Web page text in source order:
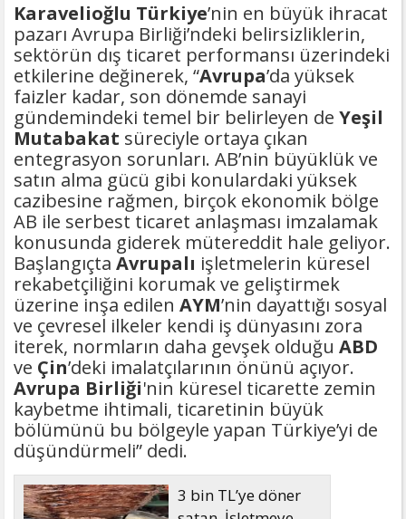
Karavelioğlu Türkiye’nin en büyük ihracat
pazarı Avrupa Birliği’ndeki belirsizliklerin,
sektörün dış ticaret performansı üzerindeki
etkilerine değinerek, “Avrupa’da yüksek
faizler kadar, son dönemde sanayi
gündemindeki temel bir belirleyen de Yeşil
Mutabakat süreciyle ortaya çıkan
entegrasyon sorunları. AB’nin büyüklük ve
satın alma gücü gibi konulardaki yüksek
cazibesine rağmen, birçok ekonomik bölge
AB ile serbest ticaret anlaşması imzalamak
konusunda giderek mütereddit hale geliyor.
Başlangıçta Avrupalı işletmelerin küresel
rekabetçiliğini korumak ve geliştirmek
üzerine inşa edilen AYM’nin dayattığı sosyal
ve çevresel ilkeler kendi iş dünyasını zora
iterek, normların daha gevşek olduğu ABD
ve Çin’deki imalatçılarının önünü açıyor.
Avrupa Birliği'nin küresel ticarette zemin
kaybetme ihtimali, ticaretinin büyük
bölümünü bu bölgeyle yapan Türkiye’yi de
düşündürmeli” dedi.
3 bin TL’ye döner